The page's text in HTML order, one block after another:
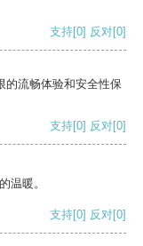
支持[0] 反对[0]
的流畅体验和安全性保
支持[0] 反对[0]
温暖。
支持[0] 反对[0]